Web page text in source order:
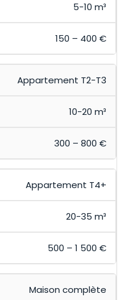
5-10 m³
150 – 400 €
Appartement T2-T3
10-20 m³
300 – 800 €
Appartement T4+
20-35 m³
500 – 1 500 €
Maison complète